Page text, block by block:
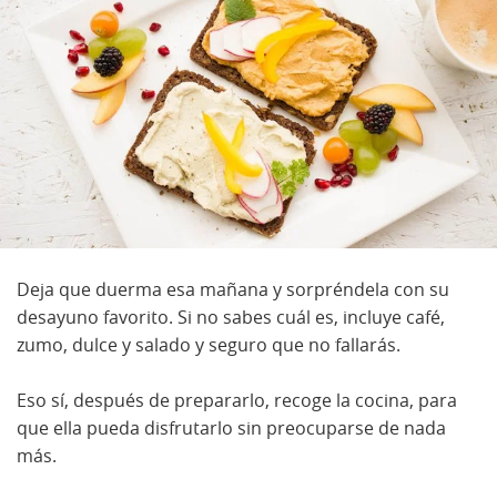
Deja que duerma esa mañana y sorpréndela con su
desayuno favorito. Si no sabes cuál es, incluye café,
zumo, dulce y salado y seguro que no fallarás.
Eso sí, después de prepararlo, recoge la cocina, para
que ella pueda disfrutarlo sin preocuparse de nada
más.